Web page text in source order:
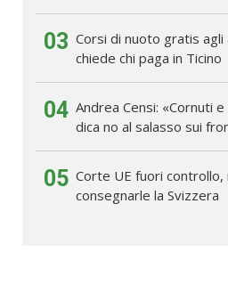
03 Corsi di nuoto gratis agli
chiede chi paga in Ticino
04 Andrea Censi: «Cornuti
dica no al salasso sui
05 Corte UE fuori controllo,
consegnarle la Svizzera